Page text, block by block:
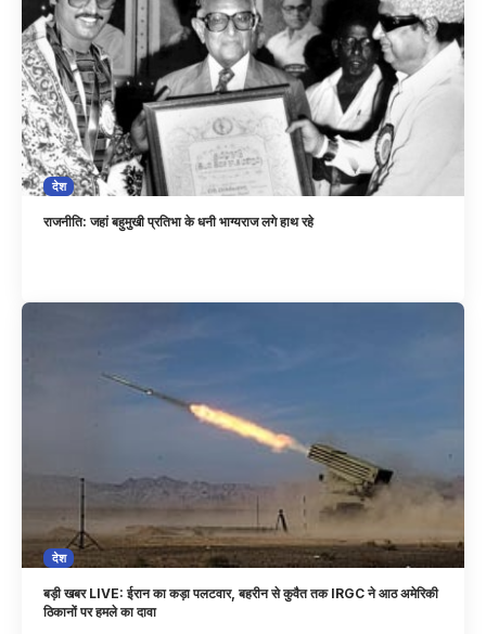
देश
राजनीति: जहां बहुमुखी प्रतिभा के धनी भाग्यराज लगे हाथ रहे
देश
बड़ी खबर LIVE: ईरान का कड़ा पलटवार, बहरीन से कुवैत तक IRGC ने आठ अमेरिकी
ठिकानों पर हमले का दावा